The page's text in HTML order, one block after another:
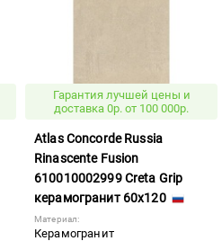
Гарантия лучшей цены и
доставка 0р. от 100 000р.
Atlas Concorde Russia
Rinascente Fusion
610010002999 Creta Grip
керамогранит 60x120
Материал:
Керамогранит